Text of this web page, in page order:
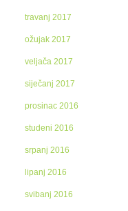
travanj 2017
ožujak 2017
veljača 2017
siječanj 2017
prosinac 2016
studeni 2016
srpanj 2016
lipanj 2016
svibanj 2016